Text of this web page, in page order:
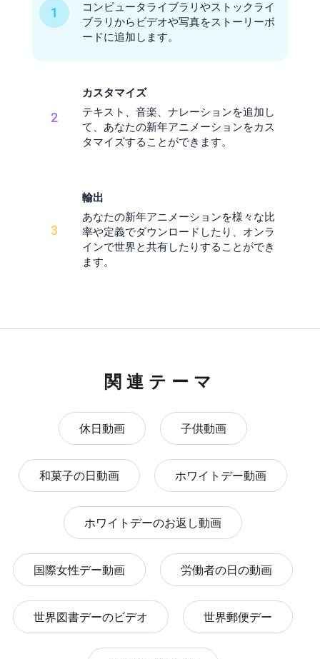
1
コンピュータライブラリやストックライ
ブラリからビデオや写真をストーリーボ
ードに追加します。
2
カスタマイズ
テキスト、音楽、ナレーションを追加し
て、あなたの新年アニメーションをカス
タマイズすることができます。
3
輸出
あなたの新年アニメーションを様々な比
率や定義でダウンロードしたり、オンラ
インで世界と共有したりすることができ
ます。
関連テーマ
休日動画 子供動画
和菓子の日動画 ホワイトデー動画
ホワイトデーのお返し動画
国際女性デー動画 労働者の日の動画
世界図書デーのビデオ 世界郵便デー